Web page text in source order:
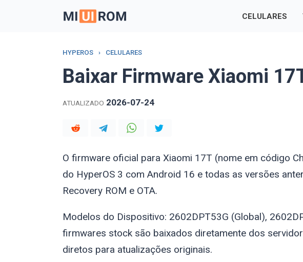
CELULARES
HYPEROS › CELULARES
Baixar Firmware Xiaomi
ATUALIZADO 2026-07-24
O firmware oficial para Xiaomi 17T (nome em código
do HyperOS 3 com Android 16 e todas as versões
Recovery ROM e OTA.
Modelos do Dispositivo: 2602DPT53G (Global),
firmwares stock são baixados diretamente dos
diretos para atualizações originais.